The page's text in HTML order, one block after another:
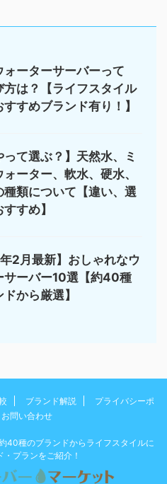
ォーターサーバーって
方は？【ライフスタイル
すすめブランド有り！】
って選ぶ？】天然水、ミ
ーター、軟水、硬水、
種類について【違い、選
すめ】
2月最新】おしゃれなウ
サーバー10選【約40種
から厳選】
ブランド解説
プライバシーポ
お問い合わせ
40種のブランドからライフスタイルに
プランをご紹介！